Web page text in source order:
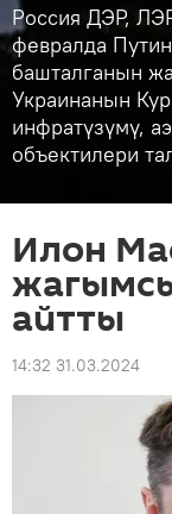
Россия ДЭР,
февралда
башталганын
Украинанын
инфратүзүмү,
объектилери
Илон
айтты
14:32 31.03.2024